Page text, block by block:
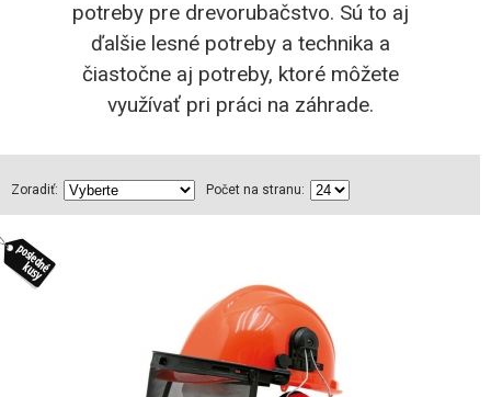
potreby pre drevorubačstvo. Sú to aj
ďalšie lesné potreby a technika a
čiastočne aj potreby, ktoré môžete
využívať pri práci na záhrade.
Zoradiť: Počet na stranu: